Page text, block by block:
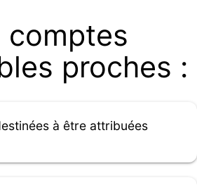
comptes
proches :
à être attribuées